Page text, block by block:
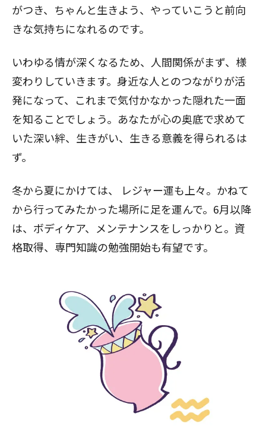
がつき、ちゃんと生きよう、やっていこうと前向
きな気持ちになれるのです。
いわゆる情が深くなるため、人間関係がまず、様
変わりしていきます。身近な人とのつながりが活
発になって、これまで気付かなかった隠れた一面
を知ることでしょう。あなたが心の奥底で求めて
いた深い絆、生きがい、生きる意義を得られるは
ず。
冬から夏にかけては、
レジャー運も上々。かねて
から行ってみたかった場所に足を運んで。6月以降
は、ボディケア、メンテナンスをしっかりと。資
格取得、専門知識の勉強開始も有望です。